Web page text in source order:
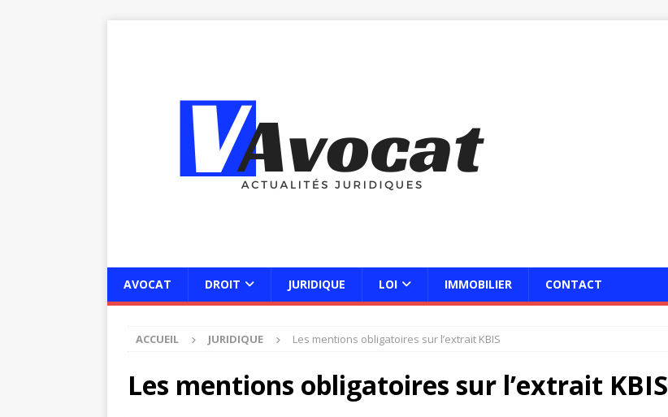
AVOCAT DROIT JURIDIQUE LOI IMMOBILIER CONTACT
ACCUEIL JURIDIQUE Les mentions obligatoires sur l’extrait KBIS
Les mentions obligatoires sur l’extrait KBIS